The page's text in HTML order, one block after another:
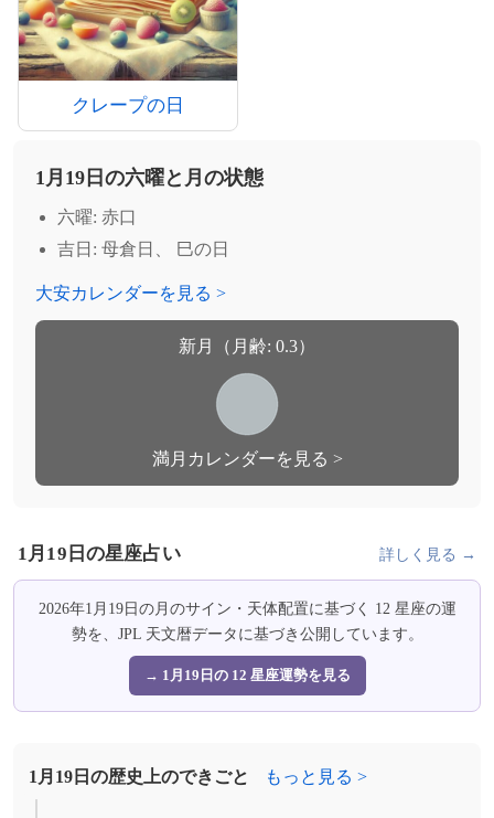
クレープの日
1月19日の六曜と月の状態
六曜: 赤口
吉日: 母倉日、 巳の日
大安カレンダーを見る >
新月（月齢: 0.3）
満月カレンダーを見る >
1月19日の星座占い 詳しく見る →
2026年1月19日の月のサイン・天体配置に基づく 12 星座の運
勢を、JPL 天文暦データに基づき公開しています。
→ 1月19日の 12 星座運勢を見る
1月19日の歴史上のできごと もっと見る >